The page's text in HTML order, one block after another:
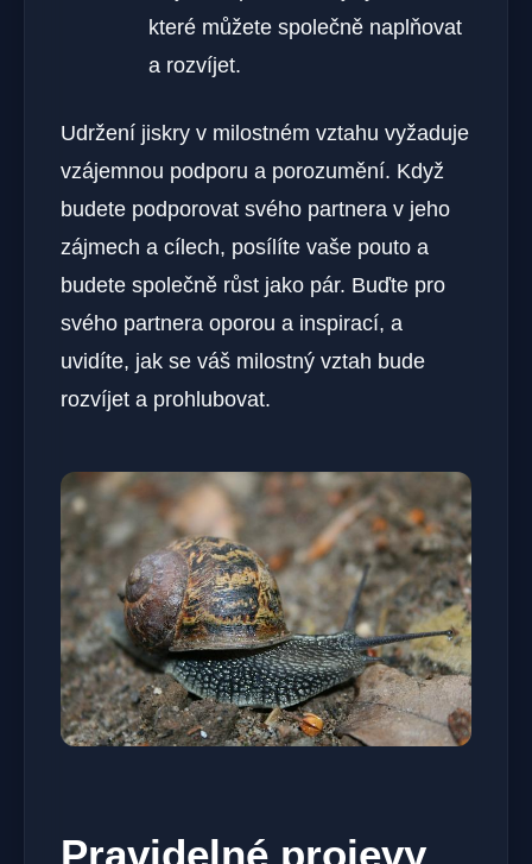
které můžete společně naplňovat
a rozvíjet.
Udržení jiskry v milostném vztahu vyžaduje
vzájemnou podporu a porozumění. Když
budete podporovat svého partnera v jeho
zájmech a cílech, posílíte vaše pouto a
budete společně růst jako pár. Buďte pro
svého partnera oporou a inspirací, a
uvidíte, jak se váš milostný vztah bude
rozvíjet a prohlubovat.
Pravidelné projevy